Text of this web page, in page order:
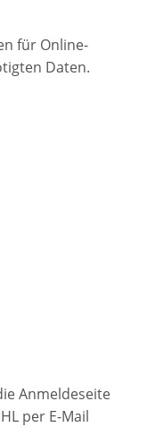
für Online-
Daten.
Anmeldeseite
per E-Mail